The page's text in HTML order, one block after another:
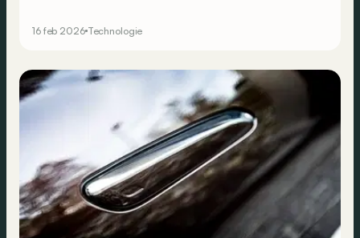
aan boord verplicht kunnen worden!
16 feb 2026 Technologie